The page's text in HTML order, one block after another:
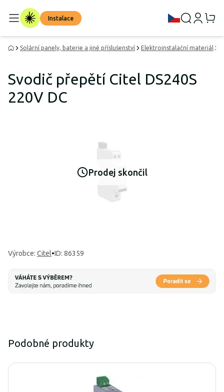
Instalace
Solární panely, baterie a jiné příslušenství Elektroinstalační materiál
Svodič přepětí Citel DS240S
220V DC
Prodej skončil
Výrobce: Citel•ID: 86359
Podobné produkty